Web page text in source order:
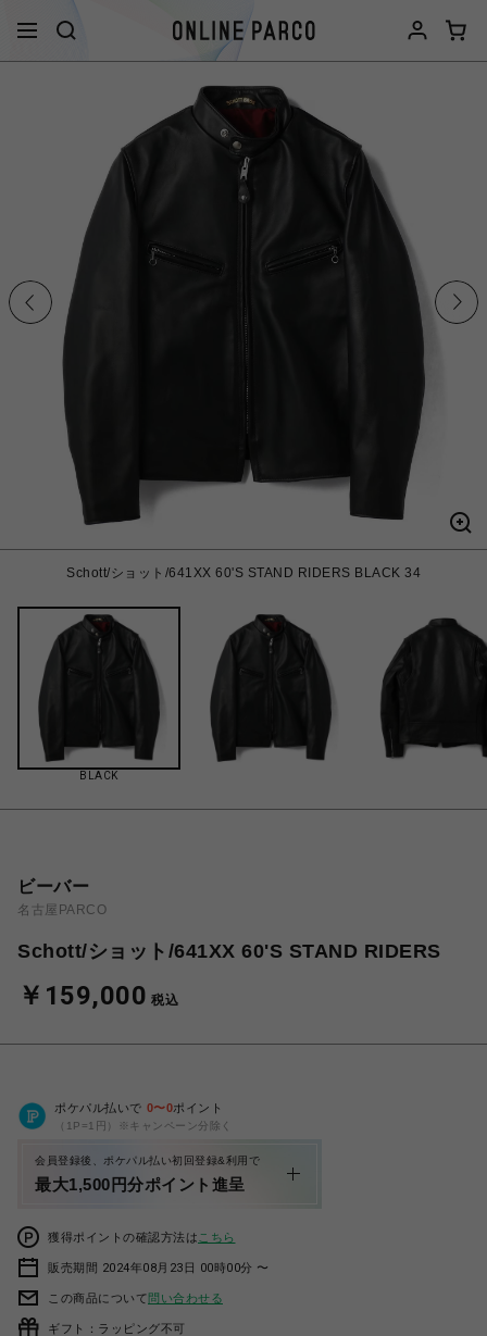
Schott/ショット/641XX 60'S STAND RIDERS BLACK 34
BLACK
ビーバー
名古屋PARCO
Schott/ショット/641XX 60'S STAND RIDERS
￥159,000 税込
ポケパル払いで 0〜0ポイント
（1P=1円）※キャンペーン分除く
会員登録後、ポケパル払い初回登録&利用で
最大1,500円分ポイント進呈
獲得ポイントの確認方法は こちら
販売期間 2024年08月23日 00時00分 〜
この商品について問い合わせる
ギフト：ラッピング不可